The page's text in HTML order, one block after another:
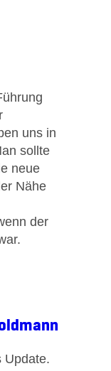
uns in
sollte
neue
Nähe
der
Update.